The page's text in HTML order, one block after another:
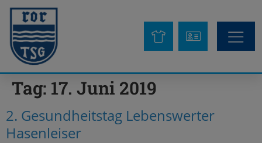
Tag: 17. Juni 2019
2. Gesundheitstag Lebenswerter
Hasenleiser